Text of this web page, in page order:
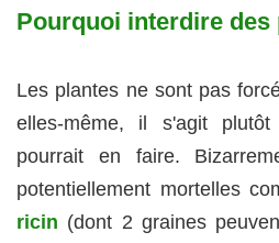
Pourquoi interdire des
Les plantes ne sont pas
elles-même, il s'agit
pourrait en faire.
potentiellement mortelles
ricin (dont 2 graines